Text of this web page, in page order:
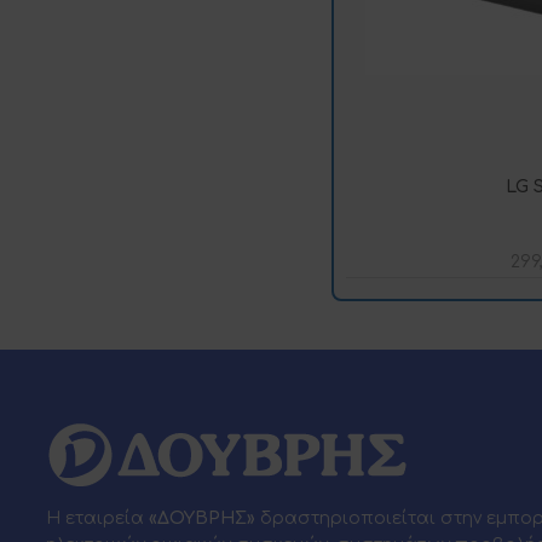
LG
Η εταιρεία «ΔΟΥΒΡΗΣ» δραστηριοποιείται στην